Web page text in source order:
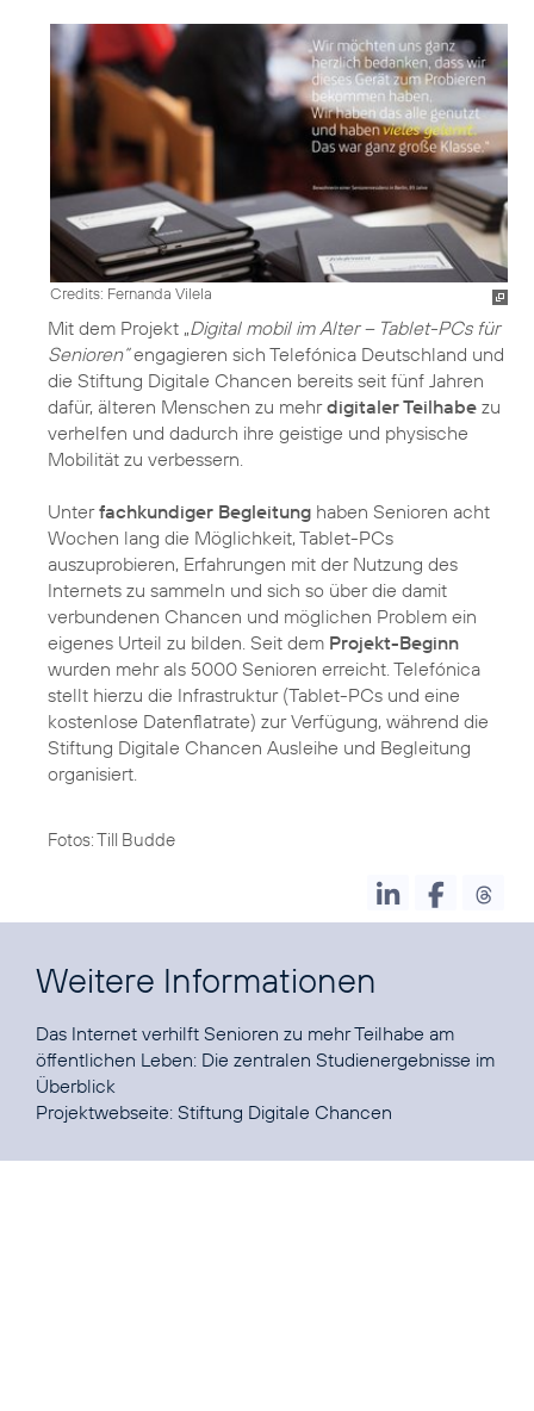
Credits: Fernanda Vilela
Mit dem Projekt „Digital mobil im Alter – Tablet-PCs für
Senioren“engagieren sich Telefónica Deutschland und
die Stiftung Digitale Chancen bereits seit fünf Jahren
dafür, älteren Menschen zu mehrdigitaler Teilhabe zu
verhelfen und dadurch ihre geistige und physische
Mobilität zu verbessern.
Unterfachkundiger Begleitung haben Senioren acht
Wochen lang die Möglichkeit, Tablet-PCs
auszuprobieren, Erfahrungen mit der Nutzung des
Internets zu sammeln und sich so über die damit
verbundenen Chancen und möglichen Problem ein
eigenes Urteil zu bilden. Seit dem Projekt-Beginn
wurden mehr als 5000 Senioren erreicht. Telefónica
stellt hierzu die Infrastruktur (Tablet-PCs und eine
kostenlose Datenflatrate) zur Verfügung, während die
Stiftung Digitale Chancen Ausleihe und Begleitung
organisiert.
Fotos: Till Budde
Weitere Informationen
Das Internet verhilft Senioren zu mehr Teilhabe am
öffentlichen Leben: Die zentralen Studienergebnisse im
Überblick
Projektwebseite: Stiftung Digitale Chancen